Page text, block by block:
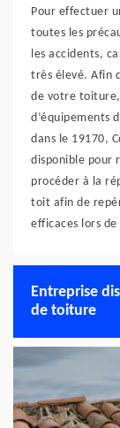
Pour effectuer
toutes les
les accidents,
très élevé. Afin
de votre toiture,
d’équipements
dans le 19170,
disponible pour
procéder à la
toit afin de
efficaces lors de
Entreprise
de toiture